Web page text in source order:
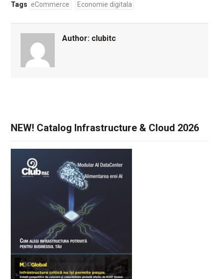
Tags eCommerce Economie digitala
Author: clubitc
NEW! Catalog Infrastructure & Cloud 2026